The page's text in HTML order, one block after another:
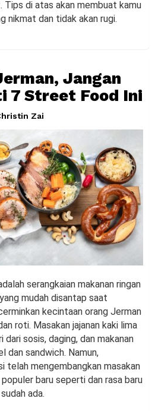
Tips di atas akan membuat kamu
nikmat dan tidak akan rugi.
Jangan
7 Street Food Ini
Zai
serangkaian makanan ringan
mudah disantap saat
kecintaan orang Jerman
roti. Masakan jajanan kaki lima
sosis, daging, dan makanan
dan sandwich. Namun,
telah mengembangkan masakan
baru seperti dan rasa baru
ada.